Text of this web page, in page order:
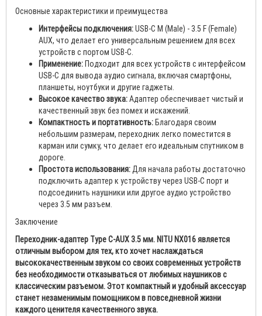
Основные характеристики и преимущества
Интерфейсы подключения:USB-C M (Male) - 3.5 F (Female)
AUX, что делает его универсальным решением для всех
устройств с портом USB-C.
Применение:Подходит для всех устройств с интерфейсом
USB-C для вывода аудио сигнала, включая смартфоны,
планшеты, ноутбуки и другие гаджеты.
Высокое качество звука:Адаптер обеспечивает чистый и
качественный звук без помех и искажений.
Компактность и портативность:Благодаря своим
небольшим размерам, переходник легко поместится в
карман или сумку, что делает его идеальным спутником в
дороге.
Простота использования:Для начала работы достаточно
подключить адаптер к устройству через USB-C порт и
подсоединить наушники или другое аудио устройство
через 3.5 мм разъем.
Заключение
Переходник-адаптер Type C-AUX 3.5 мм. NITU NX016 является
отличным выбором для тех, кто хочет наслаждаться
высококачественным звуком со своих современных устройств
без необходимости отказываться от любимых наушников с
классическим разъемом. Этот компактный и удобный аксессуар
станет незаменимым помощником в повседневной жизни
каждого ценителя качественного звука.